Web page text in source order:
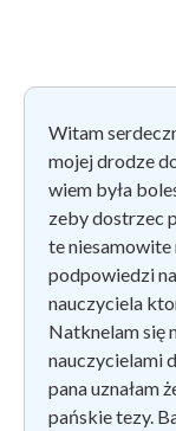
Witam
mojej drodze
wiem była
zeby dostrzec
te niesamowite
podpowiedzi
nauczyciela
Natknelam się
nauczycielami
pana uznałam
pańskie tezy.